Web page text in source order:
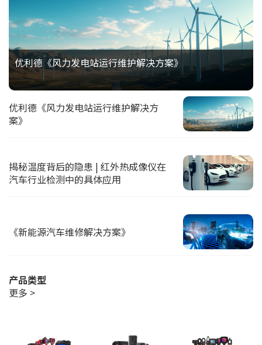
优利德《风力发电站运行维护解决方案》
优利德《风力发电站运行维护解决方
案》
揭秘温度背后的隐患 | 红外热成像仪在
汽车行业检测中的具体应用
《新能源汽车维修解决方案》
产品类型
更多 >